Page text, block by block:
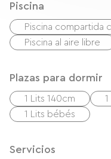
Piscina
Piscina compartida
Piscina al aire libre
Plazas para dormir
1 Lits 140cm
1 Lits bébés
Servicios